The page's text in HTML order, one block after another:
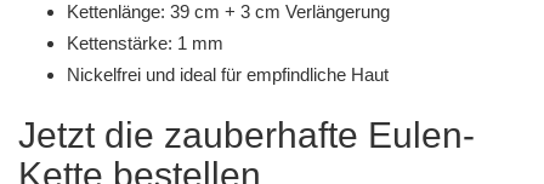
Kettenlänge: 39 cm + 3 cm Verlängerung
Kettenstärke: 1 mm
Nickelfrei und ideal für empfindliche Haut
Jetzt die zauberhafte Eulen-
Kette bestellen